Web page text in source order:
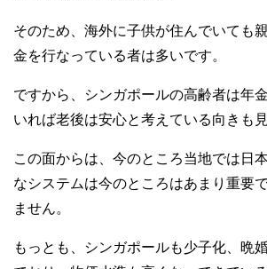
そのため、海外に子供が住んでいても
金を行なっている者は多いです。
ですから、シンガポールの高齢者は年
いれば老後は安心と考えている向きも
この面からは、今のところ当地では日
なシステムは今のところはあまり重要
ません。
もっとも、シンガポールも少子化、晩